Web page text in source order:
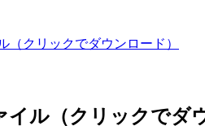
（クリックでダウンロード）
ル（クリックでダ